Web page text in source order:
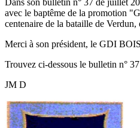
avec le baptême de la promotion
centenaire de la bataille de
Merci à son président, le GDI
Trouvez ci-dessous le bulletin n°
JM D